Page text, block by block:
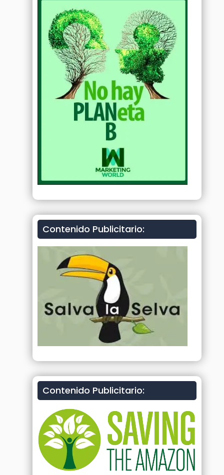
Contenido Publicitario:
Contenido Publicitario: